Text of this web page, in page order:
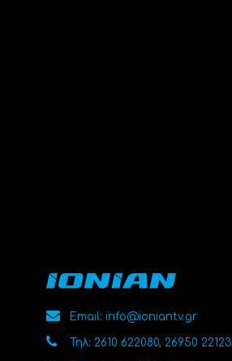
Email: info@ioniantv.gr
Τηλ: 2610 622080, 26950 22123